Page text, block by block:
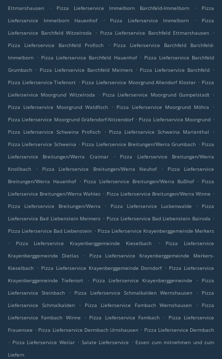
Ettmarshausen
. Pizza Lieferservice Immelborn Barchfeld-Immelborn .
Pizza
Lieferservice Immelborn Hauenhof
. Pizza Lieferservice Immelborn .
Pizza
Lieferservice Barchfeld Witzelroda
. Pizza Lieferservice Barchfeld Ettmarshausen
.
Pizza Lieferservice Barchfeld Profisch
.
Pizza Lieferservice Barchfeld Barchfeld-
Immelborn . Pizza Lieferservice Barchfeld Hauenhof . Pizza Lieferservice Barchfeld
Grumbach . Pizza Lieferservice Barchfeld Meimers . Pizza Lieferservice Barchfeld .
Pizza Lieferservice Tiefenort . Pizza Lieferservice Moorgrund Allendorf Kloster . Pizza
Lieferservice Moorgrund Witzelroda
. Pizza Lieferservice Moorgrund Gumpelstadt .
Pizza Lieferservice Moorgrund Waldfisch
. Pizza Lieferservice Moorgrund Möhra
.
Pizza Lieferservice Moorgrund Gräfendorf-Nitzendorf . Pizza Lieferservice Moorgrund .
Pizza Lieferservice Schweina Profisch
. Pizza Lieferservice Schweina Marienthal
.
Pizza Lieferservice Schweina . Pizza Lieferservice Breitungen/Werra Grumbach . Pizza
Lieferservice Breitungen/Werra Craimar
.
Pizza Lieferservice Breitungen/Werra
Knollbach
. Pizza Lieferservice Breitungen/Werra Neuhof .
Pizza Lieferservice
Breitungen/Werra Hauenhof
. Pizza Lieferservice Breitungen/Werra Bußhof . Pizza
Lieferservice Breitungen/Werra Wahles . Pizza Lieferservice Breitungen/Werra Winne .
Pizza Lieferservice Breitungen/Werra
. Pizza Lieferservice Luckenwalde .
Pizza
Lieferservice Bad Liebenstein Meimers . Pizza Lieferservice Bad Liebenstein Bairoda .
Pizza Lieferservice Bad Liebenstein . Pizza Lieferservice Krayenberggemeinde Merkers
.
Pizza Lieferservice Krayenberggemeinde Kieselbach .
Pizza Lieferservice
Krayenberggemeinde Dietlas
.
Pizza Lieferservice Krayenberggemeinde Merkers-
Kieselbach . Pizza Lieferservice Krayenberggemeinde Dorndorf . Pizza Lieferservice
Krayenberggemeinde Tiefenort
. Pizza Lieferservice Krayenberggemeinde .
Pizza
Lieferservice Steinbach
. Pizza Lieferservice Schmalkalden Wernshausen .
Pizza
Lieferservice Schmalkalden
. Pizza Lieferservice Fambach Wernshausen .
Pizza
Lieferservice Fambach Winne
. Pizza Lieferservice Fambach .
Pizza Lieferservice
Frauensee . Pizza Lieferservice Dermbach Urnshausen . Pizza Lieferservice Dermbach
. Pizza Lieferservice Weilar . Salate Lieferservice . Essen zum mitnehmen und zum
Liefern